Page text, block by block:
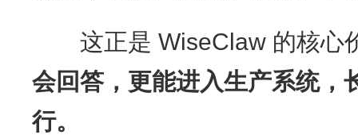
这正是 WiseClaw 的核心
会回答，更能进入生产系统，
行。